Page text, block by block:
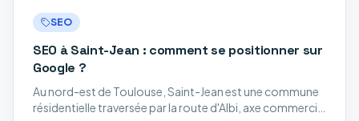
SEO
SEO à Saint-Jean : comment se positionner sur
Google ?
Au nord-est de Toulouse, Saint-Jean est une commune
résidentielle traversée par la route d'Albi, axe commercial